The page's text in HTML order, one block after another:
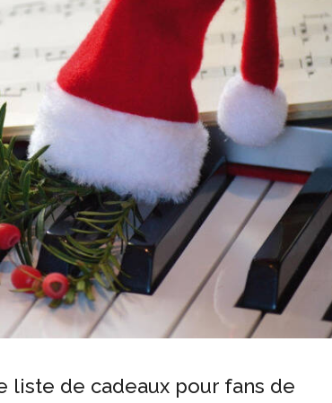
liste de cadeaux pour fans de